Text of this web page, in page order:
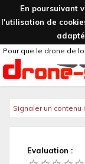
En poursuivant
l'utilisation de
Pour que le drone de
Signaler un contenu
Evaluation :